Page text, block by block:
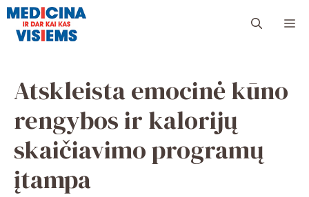
Pereiti
turinio
Atskleista emocinė kūno
rengybos ir kalorijų
skaičiavimo programų
įtampa